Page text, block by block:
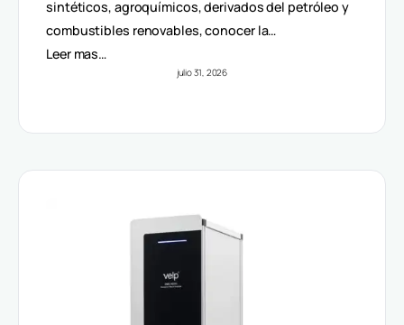
sintéticos, agroquímicos, derivados del petróleo y
combustibles renovables, conocer la…
Leer mas…
julio 31, 2026